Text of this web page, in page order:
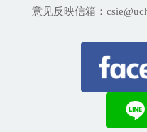
意见反映信箱：